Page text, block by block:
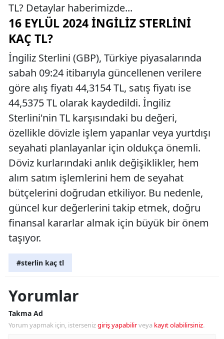
TL? Detaylar haberimizde...
16 EYLÜL 2024 İNGILIZ STERLINI
KAÇ TL?
İngiliz Sterlini (GBP), Türkiye piyasalarında
sabah 09:24 itibarıyla güncellenen verilere
göre alış fiyatı 44,3154 TL, satış fiyatı ise
44,5375 TL olarak kaydedildi. İngiliz
Sterlini'nin TL karşısındaki bu değeri,
özellikle dövizle işlem yapanlar veya yurtdışı
seyahati planlayanlar için oldukça önemli.
Döviz kurlarındaki anlık değişiklikler, hem
alım satım işlemlerini hem de seyahat
bütçelerini doğrudan etkiliyor. Bu nedenle,
güncel kur değerlerini takip etmek, doğru
finansal kararlar almak için büyük bir önem
taşıyor.
#sterlin kaç tl
Yorumlar
Takma Ad
Yorum yapmak için, istersenizgiriş yapabilirveya kayıt olabilirsiniz.